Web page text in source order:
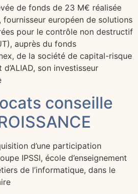
de fonds de 23 M€ réalisée
fournisseur européen de solutions
pour le contrôle non destructif
auprès du fonds
de la société de capital-risque
son investisseur
conseille
d’une participation
IPSSI, école d’enseignement
de l’informatique, dans le